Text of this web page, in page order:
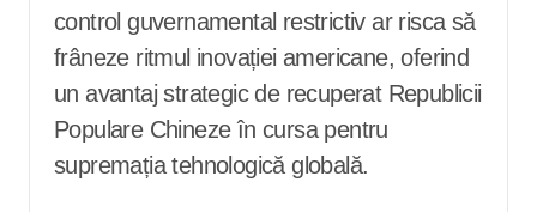
control guvernamental restrictiv ar risca să
frâneze ritmul inovației americane, oferind
un avantaj strategic de recuperat Republicii
Populare Chineze în cursa pentru
supremația tehnologică globală.